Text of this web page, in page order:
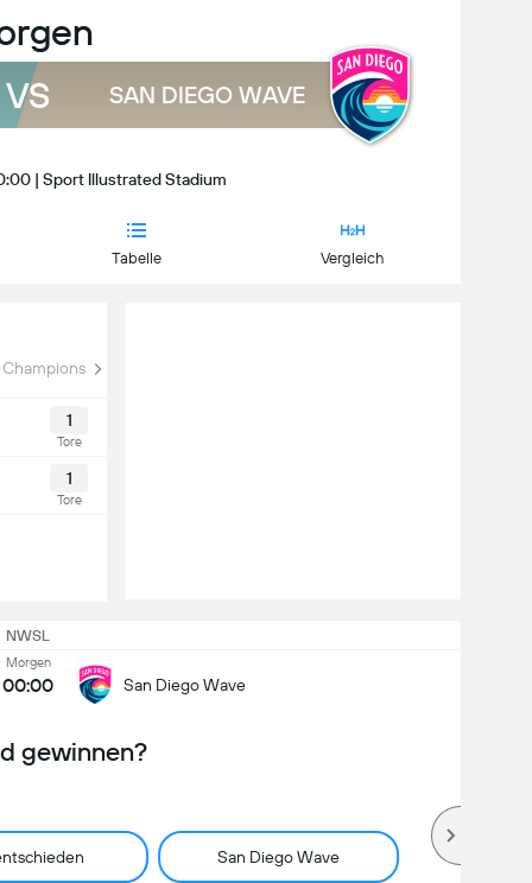
VS SAN DIEGO WAVE
| Sport Illustrated Stadium
Tabelle Vergleich
Cup
1
Tore
1
Tore
NWSL
Morgen
00:00 San Diego Wave
gewinnen?
San Diego Wave